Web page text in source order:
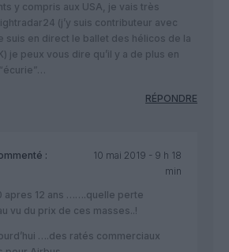
y compris aux USA, je vais très
(j’y suis contributeur avec
suis en direct le ballet des hélicos de la
je peux vous dire qu’il y a de plus en
RÉPONDRE
:
10 mai 2019 - 9 h 18
min
apres 12 ans …….quelle perte
vu du prix de ces masses..!
….des ratés commerciaux